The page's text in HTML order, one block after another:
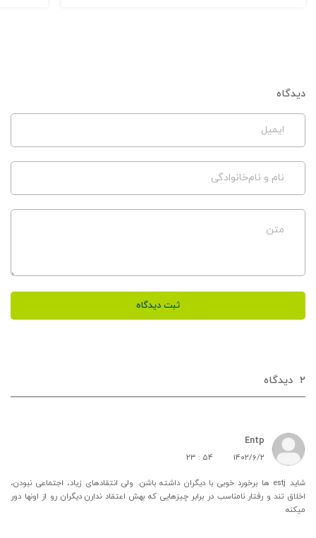
دیدگاه
ایمیل
نام و نام‌خانوادگی
متن
ثبت دیدگاه
۲ دیدگاه‌
Entp
۱۴۰۲/۶/۲ ۲۳ : ۵۴
شاید estj ها برخورد خوبی با دیگران داشته باشن. ولی انتقادهای زیاد، اجتماعی نبودن،
اخلاق تند و رفتار نامناسب در برابر چیزهایی که بهش اعتقاد ندارن دیگران رو از اونها دور
میکنه